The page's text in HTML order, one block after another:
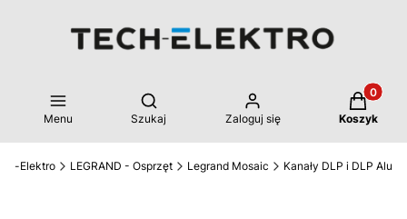
Menu
Otwórz wyszukiwarkę
Szukaj Zaloguj się Koszyk
Elektro LEGRAND - Osprzęt Legrand Mosaic Kanały DLP i DLP Alu